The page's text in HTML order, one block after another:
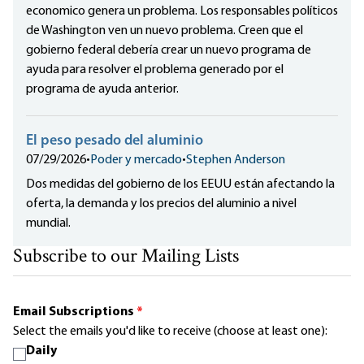
economico genera un problema. Los responsables políticos
de Washington ven un nuevo problema. Creen que el
gobierno federal debería crear un nuevo programa de
ayuda para resolver el problema generado por el
programa de ayuda anterior.
El peso pesado del aluminio
07/29/2026• Poder y mercado•Stephen Anderson
Dos medidas del gobierno de los EEUU están afectando la
oferta, la demanda y los precios del aluminio a nivel
mundial.
Subscribe to our Mailing Lists
Email Subscriptions *
Select the emails you'd like to receive (choose at least one):
Daily